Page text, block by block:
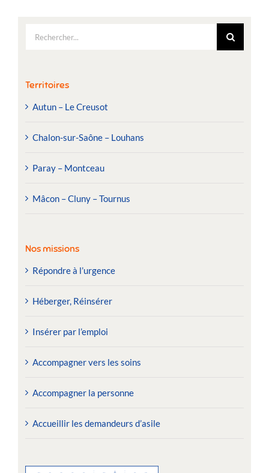
Rechercher:
Territoires
Autun – Le Creusot
Chalon-sur-Saône – Louhans
Paray – Montceau
Mâcon – Cluny – Tournus
Nos missions
Répondre à l’urgence
Héberger, Réinsérer
Insérer par l’emploi
Accompagner vers les soins
Accompagner la personne
Accueillir les demandeurs d’asile